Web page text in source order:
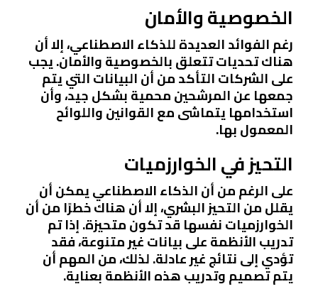
الخصوصية والأمان
رغم الفوائد العديدة للذكاء الاصطناعي، إلا أن
هناك تحديات تتعلق بالخصوصية والأمان. يجب
على الشركات التأكد من أن البيانات التي يتم
جمعها عن المرشحين محمية بشكل جيد، وأن
استخدامها يتماشى مع القوانين واللوائح
المعمول بها.
التحيز في الخوارزميات
على الرغم من أن الذكاء الاصطناعي يمكن أن
يقلل من التحيز البشري، إلا أن هناك خطرًا من أن
الخوارزميات نفسها قد تكون متحيزة. إذا تم
تدريب الأنظمة على بيانات غير متنوعة، فقد
تؤدي إلى نتائج غير عادلة. لذلك، من المهم أن
يتم تصميم وتدريب هذه الأنظمة بعناية.